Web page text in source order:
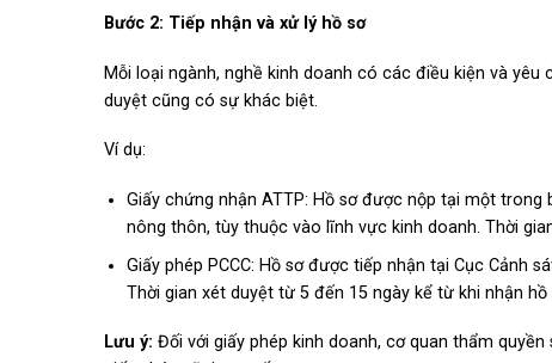
Bước 2: Tiếp nhận và xử lý hồ sơ
Mỗi loại ngành, nghề kinh doanh có các điều kiện và
duyệt cũng có sự khác biệt.
Ví dụ:
Giấy chứng nhận ATTP: Hồ sơ được nộp tại một trong
nông thôn, tùy thuộc vào lĩnh vực kinh doanh. Thời
Giấy phép PCCC: Hồ sơ được tiếp nhận tại Cục Cảnh
Thời gian xét duyệt từ 5 đến 15 ngày kể từ khi nhận hồ
Lưu ý: Đối với giấy phép kinh doanh, cơ quan thẩm